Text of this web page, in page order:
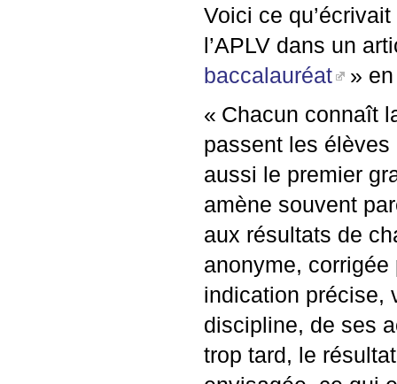
Voici ce
l’APLV dans un
baccalauréat
»
« Chacun connaît
passent les élèves
aussi le premier
amène souvent
aux résultats de
anonyme,
indication précise,
discipline, de ses
trop tard, le